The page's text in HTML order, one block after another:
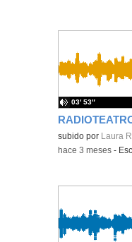
subido por Laura R.
03′ 53″
-hace 3 meses -